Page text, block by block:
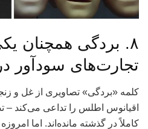
۸. بردگی همچنان
تجارت‌های سودآور
کلمه «بردگی» تصاویری از غل و
اقیانوس اطلس را تداعی می‌کند
کاملاً در گذشته مانده‌اند. اما